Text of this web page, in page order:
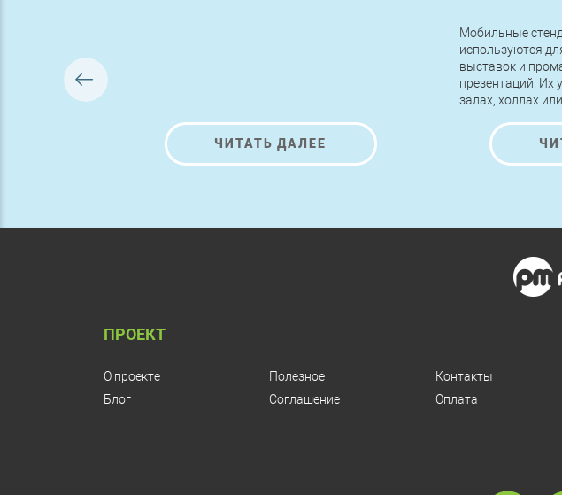
ЧИТАТЬ ДАЛЕЕ
Мобильные
используются
выставок и
презентаций. Их
залах, холлах
разборке,
передвигать,
за считанные
ПРОЕКТ
О проекте
Блог
Полезное
Соглашение
Контакты
Оплата